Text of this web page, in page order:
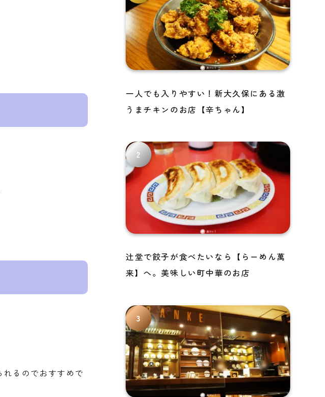
るのでおすすめで
一人でも入りやすい！新大久保にある激
うまチキンのお店【辛ちゃん】
辻堂で餃子が食べたいなら【らーめん萬
来】へ。美味しい町中華のお店